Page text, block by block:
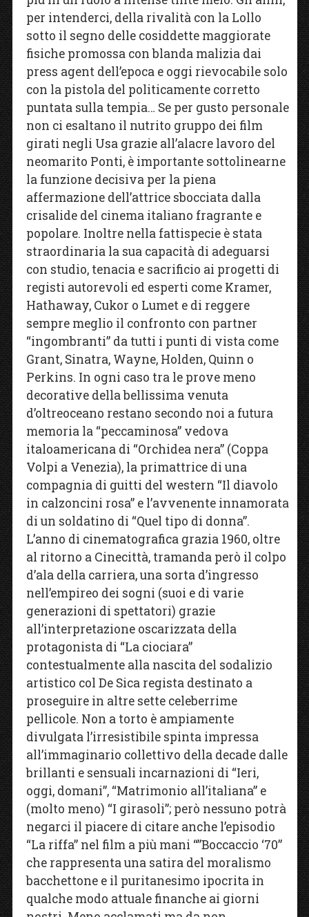
per intenderci, della rivalità con la Lollo
sotto il segno delle cosiddette maggiorate
fisiche promossa con blanda malizia dai
press agent dell’epoca e oggi rievocabile solo
con la pistola del politicamente corretto
puntata sulla tempia… Se per gusto personale
non ci esaltano il nutrito gruppo dei film
girati negli Usa grazie all’alacre lavoro del
neomarito Ponti, è importante sottolinearne
la funzione decisiva per la piena
affermazione dell’attrice sbocciata dalla
crisalide del cinema italiano fragrante e
popolare. Inoltre nella fattispecie è stata
straordinaria la sua capacità di adeguarsi
con studio, tenacia e sacrificio ai progetti di
registi autorevoli ed esperti come Kramer,
Hathaway, Cukor o Lumet e di reggere
sempre meglio il confronto con partner
“ingombranti” da tutti i punti di vista come
Grant, Sinatra, Wayne, Holden, Quinn o
Perkins. In ogni caso tra le prove meno
decorative della bellissima venuta
d’oltreoceano restano secondo noi a futura
memoria la “peccaminosa” vedova
italoamericana di “Orchidea nera” (Coppa
Volpi a Venezia), la primattrice di una
compagnia di guitti del western “Il diavolo
in calzoncini rosa” e l’avvenente innamorata
di un soldatino di “Quel tipo di donna”.
L’anno di cinematografica grazia 1960, oltre
al ritorno a Cinecittà, tramanda però il colpo
d’ala della carriera, una sorta d’ingresso
nell’empireo dei sogni (suoi e di varie
generazioni di spettatori) grazie
all’interpretazione oscarizzata della
protagonista di “La ciociara”
contestualmente alla nascita del sodalizio
artistico col De Sica regista destinato a
proseguire in altre sette celeberrime
pellicole. Non a torto è ampiamente
divulgata l’irresistibile spinta impressa
all’immaginario collettivo della decade dalle
brillanti e sensuali incarnazioni di “Ieri,
oggi, domani”, “Matrimonio all’italiana” e
(molto meno) “I girasoli”; però nessuno potrà
negarci il piacere di citare anche l’episodio
“La riffa” nel film a più mani “”Boccaccio ‘70”
che rappresenta una satira del moralismo
bacchettone e il puritanesimo ipocrita in
qualche modo attuale finanche ai giorni